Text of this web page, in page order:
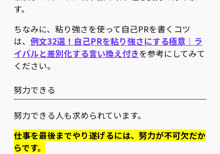
す。
ちなみに、粘り強さを使って自己PRを書くコツ
は、 例文32選！自己PRを粘り強さにする極意｜ラ
イバルと差別化する言い換え付きを参考にしてみて
ください。
努力できる
努力できる人も求められています。
仕事を最後までやり遂げるには、努力が不可欠だか
らです。